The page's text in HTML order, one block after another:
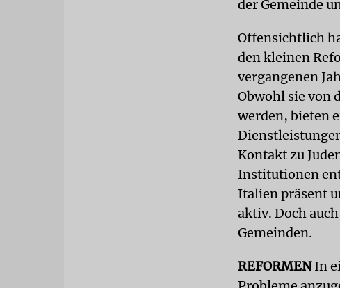
der Gemeinde
Offensichtlich
den kleinen
vergangenen
Obwohl sie von
werden, bieten
Kontakt zu
Institutionen
Italien präsent
aktiv. Doch
Gemeinden.
REFORMENIn